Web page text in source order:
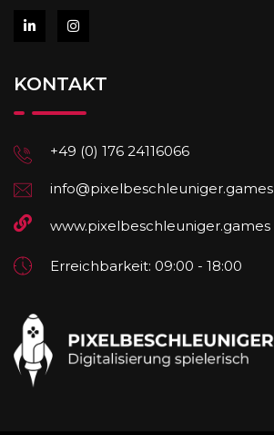
KONTAKT
+49 (0) 176 24116066
info@pixelbeschleuniger.games
www.pixelbeschleuniger.games
Erreichbarkeit: 09:00 - 18:00